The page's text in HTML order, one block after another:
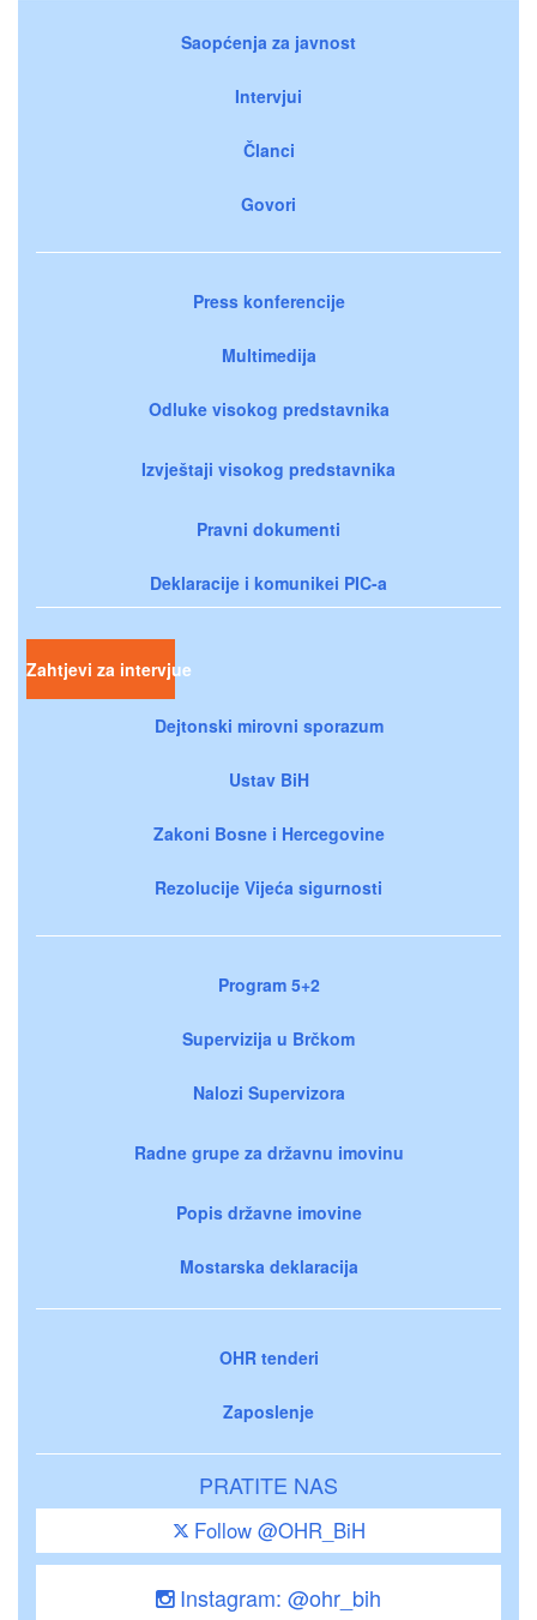
Saopćenja za javnost
Intervjui
Članci
Govori
Press konferencije
Multimedija
Odluke visokog predstavnika
Izvještaji visokog predstavnika
Pravni dokumenti
Deklaracije i komunikei PIC-a
Zahtjevi za intervjue
Dejtonski mirovni sporazum
Ustav BiH
Zakoni Bosne i Hercegovine
Rezolucije Vijeća sigurnosti
Program 5+2
Supervizija u Brčkom
Nalozi Supervizora
Radne grupe za državnu imovinu
Popis državne imovine
Mostarska deklaracija
OHR tenderi
Zaposlenje
PRATITE NAS
Follow @OHR_BiH
Instagram: @ohr_bih